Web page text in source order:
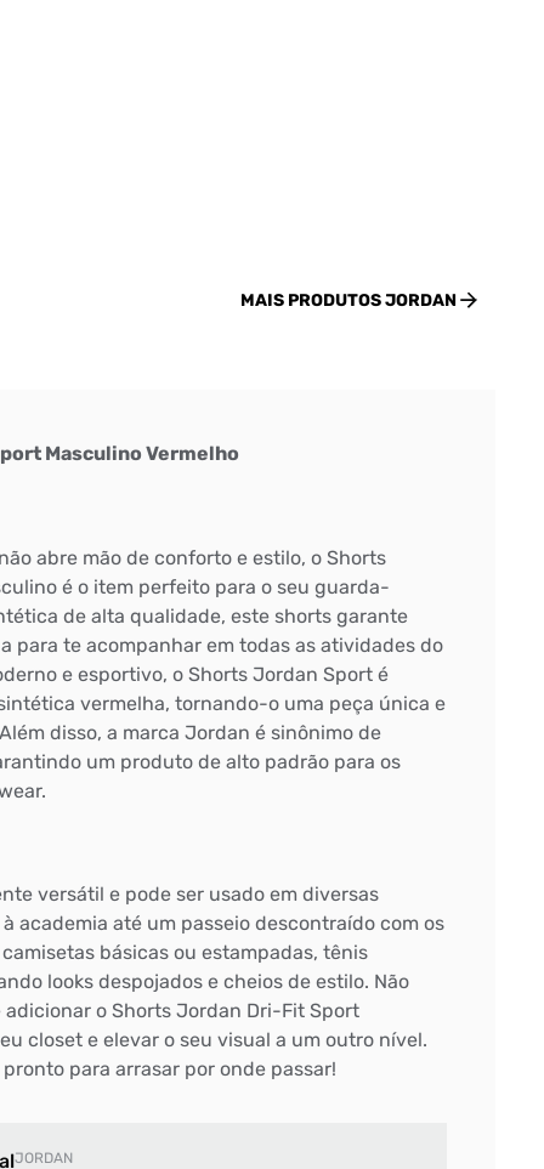
MAIS PRODUTOSJORDAN
Masculino Vermelho
abre mão de conforto e estilo, o Shorts
é o item perfeito para o seu guarda-
de alta qualidade, este shorts garante
para te acompanhar em todas as atividades do
e esportivo, o Shorts Jordan Sport é
vermelha, tornando-o uma peça única e
disso, a marca Jordan é sinônimo de
um produto de alto padrão para os
versátil e pode ser usado em diversas
academia até um passeio descontraído com os
básicas ou estampadas, tênis
looks despojados e cheios de estilo. Não
o Shorts Jordan Dri-Fit Sport
closet e elevar o seu visual a um outro nível.
para arrasar por onde passar!
JORDAN